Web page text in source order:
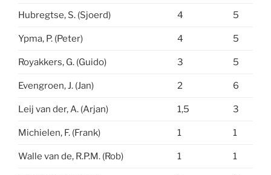
Hubregtse, S. (Sjoerd) 4 5
Ypma, P. (Peter) 4 5
Royakkers, G. (Guido) 3 5
Evengroen, J. (Jan) 2 6
Leij van der, A. (Arjan) 1,5 3
Michielen, F. (Frank) 1 1
Walle van de, R.P.M. (Rob) 1 1